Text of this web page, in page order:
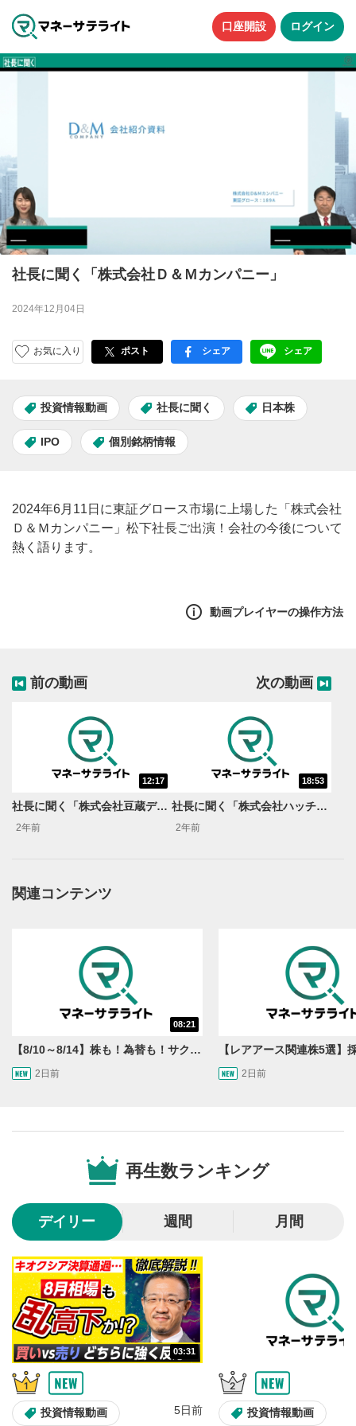
口座開設 ログイン
社長に聞く「株式会社Ｄ＆Ｍカンパニー」
2024年12月04日
お気に入り ポスト facebook
シェア LINE
シェア
投資情報動画 社長に聞く 日本株
IPO 個別銘柄情報
2024年6月11日に東証グロース市場に上場した「株式会社
Ｄ＆Ｍカンパニー」松下社長ご出演！会社の今後について
熱く語ります。
動画プレイヤーの操作方法
1
動画再生エリア
操作メニュー
動画再生エリアにマウスを乗せると表示されます。
再生/一時停止
動画を再生または一時停止します。
4
するとその位置から動画が再生されます。
画質の選択/再生速度の変更ができます。
スライダーを上下すると音量が調整できます。
8
全画面表示
動画が全画面で表示されます。再度クリックすると元
のサイズに戻ります。
前の動画
12:17
社長に聞く「株式会社豆蔵デジタルホールディングス」
2年前
次の動画
18:53
社長に聞く「株式会社ハッチ・ワーク」
2年前
関連コンテンツ
08:21
【8/10～8/14】株も！為替も！サクッと！来週のマーケット見通し＜Next View＞
2日前 2日前
再生数ランキング
デイリー 週間 月間
03:31
投資情報動画 5日前 投資情報動画